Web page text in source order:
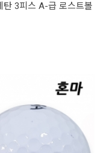
3피스 A-급 로스트볼